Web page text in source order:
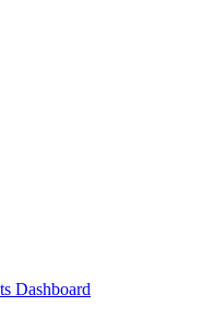
Dashboard